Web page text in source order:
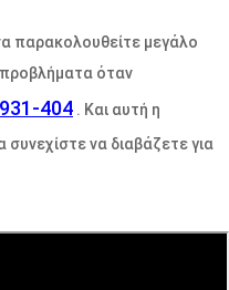
παρακολουθείτε μεγάλο
προβλήματα όταν
404 . Και αυτή η
να διαβάζετε για